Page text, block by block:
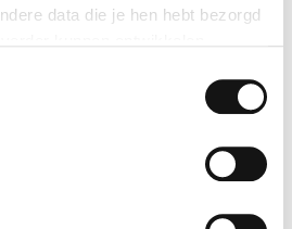
data die je hen hebt bezorgd
wij of onze partners onder
over je geografische locatie
en profielen identificeren om